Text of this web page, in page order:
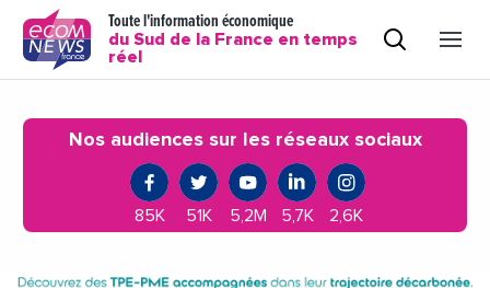
Toute l'information économique
du Sud de la France en temps
réel
Nos audiences sur les réseaux sociaux
85K 51K 5,2M 5,7K 2,6K